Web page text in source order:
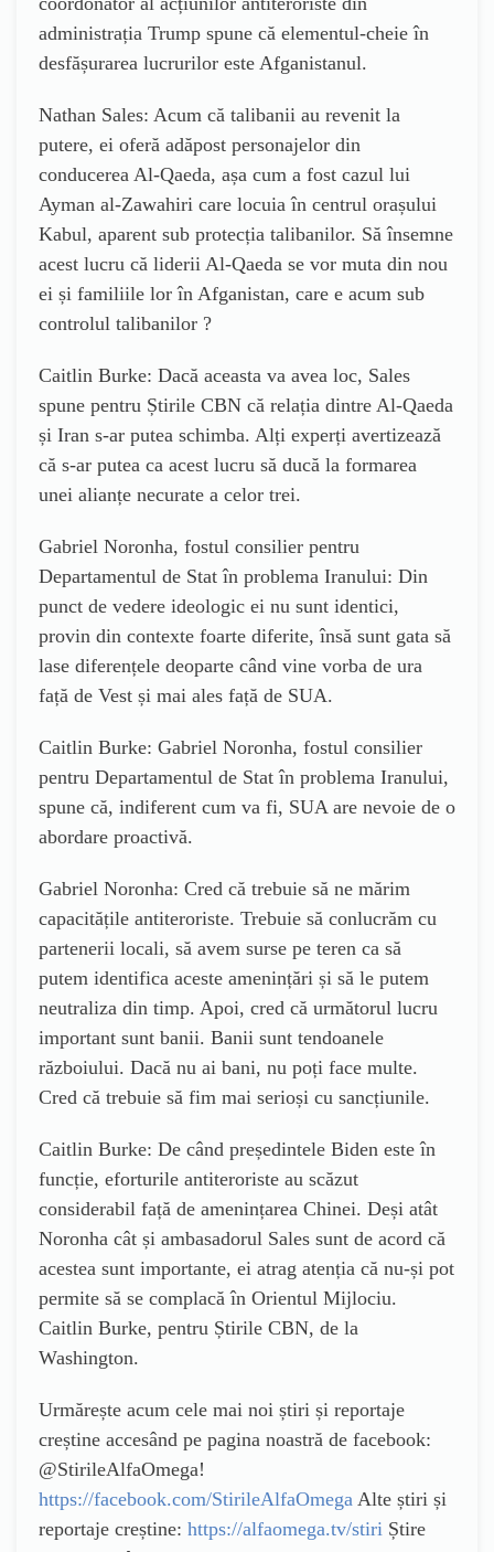
administrația Trump spune că elementul-cheie în
desfășurarea lucrurilor este Afganistanul.
Nathan Sales: Acum că talibanii au revenit la
putere, ei oferă adăpost personajelor din
conducerea Al-Qaeda, așa cum a fost cazul lui
Ayman al-Zawahiri care locuia în centrul orașului
Kabul, aparent sub protecția talibanilor. Să însemne
acest lucru că liderii Al-Qaeda se vor muta din nou
ei și familiile lor în Afganistan, care e acum sub
controlul talibanilor ?
Caitlin Burke: Dacă aceasta va avea loc, Sales
spune pentru Știrile CBN că relația dintre Al-Qaeda
și Iran s-ar putea schimba. Alți experți avertizează
că s-ar putea ca acest lucru să ducă la formarea
unei alianțe necurate a celor trei.
Gabriel Noronha, fostul consilier pentru
Departamentul de Stat în problema Iranului: Din
punct de vedere ideologic ei nu sunt identici,
provin din contexte foarte diferite, însă sunt gata să
lase diferențele deoparte când vine vorba de ura
față de Vest și mai ales față de SUA.
Caitlin Burke: Gabriel Noronha, fostul consilier
pentru Departamentul de Stat în problema Iranului,
spune că, indiferent cum va fi, SUA are nevoie de o
abordare proactivă.
Gabriel Noronha: Cred că trebuie să ne mărim
capacitățile antiteroriste. Trebuie să conlucrăm cu
partenerii locali, să avem surse pe teren ca să
putem identifica aceste amenințări și să le putem
neutraliza din timp. Apoi, cred că următorul lucru
important sunt banii. Banii sunt tendoanele
războiului. Dacă nu ai bani, nu poți face multe.
Cred că trebuie să fim mai serioși cu sancțiunile.
Caitlin Burke: De când președintele Biden este în
funcție, eforturile antiteroriste au scăzut
considerabil față de amenințarea Chinei. Deși atât
Noronha cât și ambasadorul Sales sunt de acord că
acestea sunt importante, ei atrag atenția că nu-și pot
permite să se complacă în Orientul Mijlociu.
Caitlin Burke, pentru Știrile CBN, de la
Washington.
Urmărește acum cele mai noi știri și reportaje
creștine accesând pe pagina noastră de facebook:
@StirileAlfaOmega!
https://facebook.com/StirileAlfaOmega Alte știri și
reportaje creștine: https://alfaomega.tv/stiri Știre